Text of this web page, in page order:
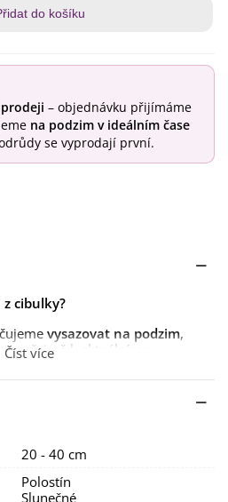
do košíku
– objednávku přijímáme
na podzim v ideálním čase
se vyprodají první.
cibulky?
vysazovat na podzim,
k aktuálnímu
ještě před zimou a na jaře
polostinném či
by měl
Číst více
20 - 40 cm
Polostín
Slunečné